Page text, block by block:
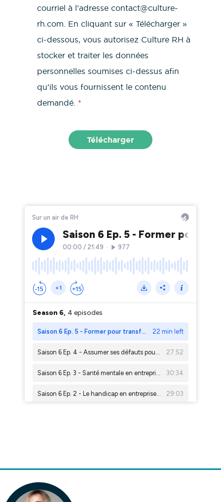
courriel à l’adresse contact@culture-
rh.com. En cliquant sur « Télécharger »
ci-dessous, vous autorisez Culture RH à
stocker et traiter les données
personnelles soumises ci-dessus afin
qu’ils vous fournissent le contenu
demandé. *